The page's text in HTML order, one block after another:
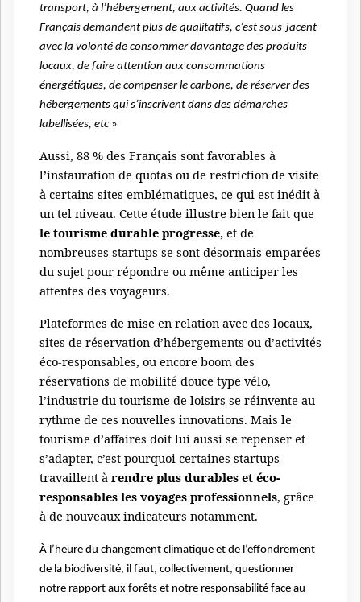
transport, à l’hébergement, aux activités. Quand les
Français demandent plus de qualitatifs, c’est sous-jacent
avec la volonté de consommer davantage des produits
locaux, de faire attention aux consommations
énergétiques, de compenser le carbone, de réserver des
hébergements qui s’inscrivent dans des démarches
labellisées, etc »
Aussi, 88 % des Français sont favorables à
l’instauration de quotas ou de restriction de visite
à certains sites emblématiques, ce qui est inédit à
un tel niveau. Cette étude illustre bien le fait que
le tourisme durable progresse, et de
nombreuses startups se sont désormais emparées
du sujet pour répondre ou même anticiper les
attentes des voyageurs.
Plateformes de mise en relation avec des locaux,
sites de réservation d’hébergements ou d’activités
éco-responsables, ou encore boom des
réservations de mobilité douce type vélo,
l’industrie du tourisme de loisirs se réinvente au
rythme de ces nouvelles innovations. Mais le
tourisme d’affaires doit lui aussi se repenser et
s’adapter, c’est pourquoi certaines startups
travaillent à rendre plus durables et éco-
responsables les voyages professionnels, grâce
à de nouveaux indicateurs notamment.
À l’heure du changement climatique et de l’effondrement
de la biodiversité, il faut, collectivement, questionner
notre rapport aux forêts et notre responsabilité face au